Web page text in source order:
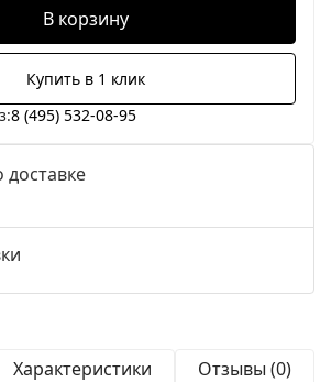
В корзину
Купить в 1 клик
8 (495) 532-08-95
Характеристики Отзывы (0)